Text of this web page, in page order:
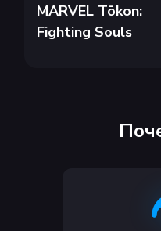
MARVEL Tōkon:
Fighting Souls